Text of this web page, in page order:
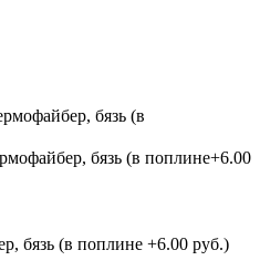
бязь (в
бязь (в поплине+6.00
бязь (в поплине +6.00 руб.)